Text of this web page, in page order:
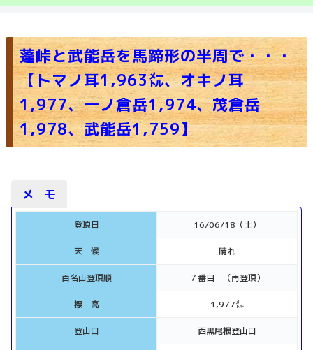
蓬峠と武能岳を馬蹄形の半周で・・・
【トマノ耳1,963㍍、オキノ耳
1,977、一ノ倉岳1,974、茂倉岳
1,978、武能岳1,759】
メ モ
登頂日 16/06/18（土）
天 候 晴れ
百名山登頂順 ７番目 （再登頂）
標 高 1,977㍍
登山口 西黒尾根登山口